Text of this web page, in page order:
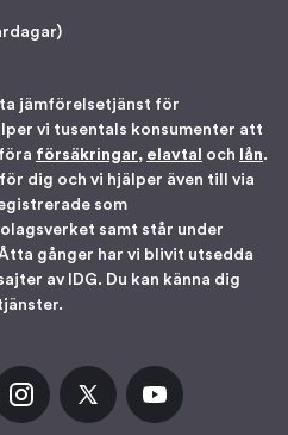
jämförelsetjänst för
vi tusentals konsumenter att
försäkringar, elavtal och lån.
dig och vi hjälper även till via
som
samt står under
gånger har vi blivit utsedda
av IDG. Du kan känna dig